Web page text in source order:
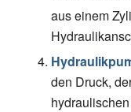
aus einem
den Druck,